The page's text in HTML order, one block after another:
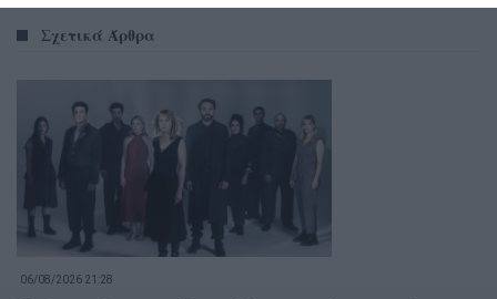
Σχετικά Άρθρα
06/08/2026 21:28